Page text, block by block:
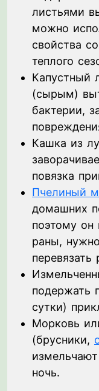
листьями
можно
свойства
теплого
Капустный
(сырым)
бактерии,
Кашка из
повязка
Пчелиный
домашних
поэтому он
раны,
перевязать
подержать
сутки)
Морковь
(брусники,
ночь.